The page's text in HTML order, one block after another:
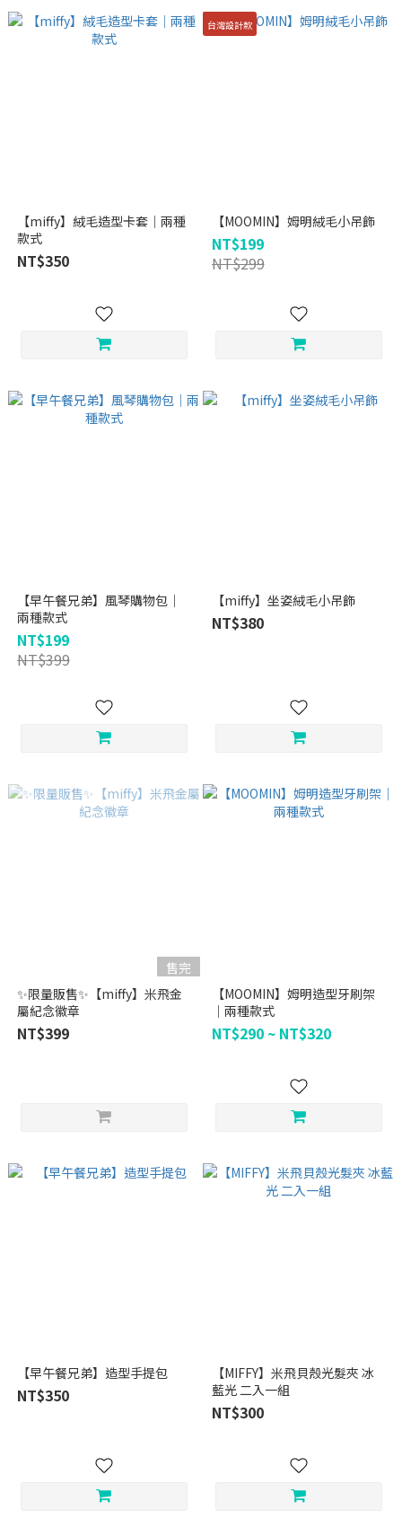
【miffy】絨毛造型卡套｜兩種
款式
NT$350
台灣設計款
【MOOMIN】姆明絨毛小吊飾
NT$199
NT$299
【早午餐兄弟】風琴購物包｜
兩種款式
NT$199
NT$399
【miffy】坐姿絨毛小吊飾
NT$380
售完
✨限量販售✨【miffy】米飛金
屬紀念徽章
NT$399
【MOOMIN】姆明造型牙刷架
｜兩種款式
NT$290 ~ NT$320
【早午餐兄弟】造型手提包
NT$350
【MIFFY】米飛貝殼光髮夾 冰
藍光 二入一組
NT$300